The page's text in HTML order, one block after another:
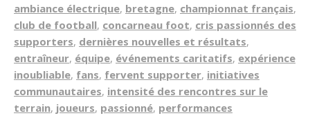
ambiance électrique, bretagne, championnat français,
club de football, concarneau foot, cris passionnés des
supporters, dernières nouvelles et résultats,
entraîneur, équipe, événements caritatifs, expérience
inoubliable, fans, fervent supporter, initiatives
communautaires, intensité des rencontres sur le
terrain, joueurs, passionné, performances